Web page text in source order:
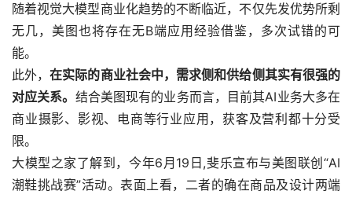
随着视觉大模型商业化趋势的不断临近，不仅先发优势所剩
无几，美图也将存在无B端应用经验借鉴，多次试错的可
能。
此外，在实际的商业社会中，需求侧和供给侧其实有很强的
对应关系。 结合美图现有的业务而言，目前其AI业务大多在
商业摄影、影视、电商等行业应用，获客及营利都十分受
限。
大模型之家了解到，今年6月19日,斐乐宣布与美图联创“AI
潮鞋挑战赛”活动。表面上看，二者的确在商品及设计两端